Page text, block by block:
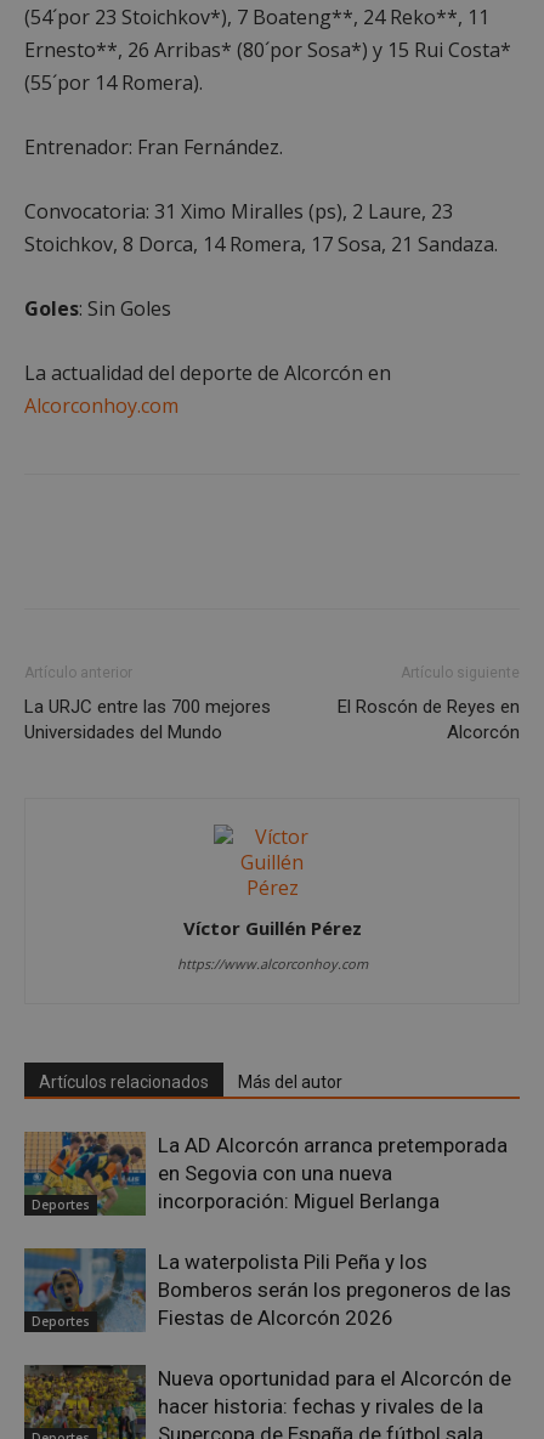
(54´por 23 Stoichkov*), 7 Boateng**, 24 Reko**, 11
Ernesto**, 26 Arribas* (80´por Sosa*) y 15 Rui Costa*
(55´por 14 Romera).
Entrenador: Fran Fernández.
Convocatoria: 31 Ximo Miralles (ps), 2 Laure, 23
Stoichkov, 8 Dorca, 14 Romera, 17 Sosa, 21 Sandaza.
Goles: Sin Goles
La actualidad del deporte de Alcorcón en
Alcorconhoy.com
Artículo anterior
La URJC entre las 700 mejores
Universidades del Mundo
Artículo siguiente
El Roscón de Reyes en
Alcorcón
Víctor Guillén Pérez
https://www.alcorconhoy.com
Artículos relacionados Más del autor
Deportes
La AD Alcorcón arranca pretemporada
en Segovia con una nueva
incorporación: Miguel Berlanga
Deportes
La waterpolista Pili Peña y los
Bomberos serán los pregoneros de las
Fiestas de Alcorcón 2026
Nueva oportunidad para el Alcorcón de
hacer historia: fechas y rivales de la
AWSALBCORS
Amazon.com
Inc.
sp_t
Spotify Inc.
Google
Privacy Policy